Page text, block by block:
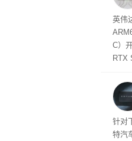
并
在线
件是
软件
态
英伟
C）
RTX
将
的技
起
针对
特汽